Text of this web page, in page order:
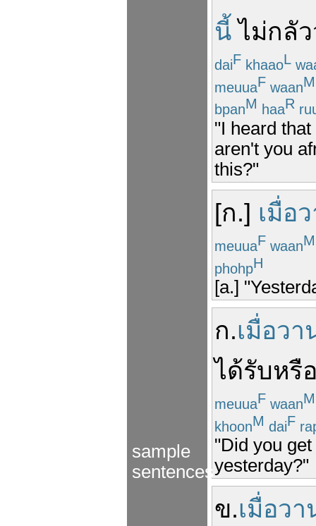
sample
sentences
นี้ ไม่กลัว
daiF khaaoL
meuuaF waanM
bpanM haaR
"I heard
aren't you
this?"
[ก.] เมื่อ
meuuaF waanM
phohpH
[a.]
ก.เมื่อวา
ได้รับหรื
meuuaF waanM
khoonM daiF
"Did you
yesterday?"
ข.เมื่อว